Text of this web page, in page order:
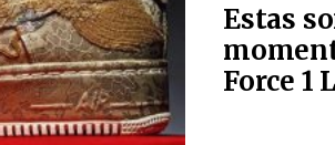
Estas
Force 1